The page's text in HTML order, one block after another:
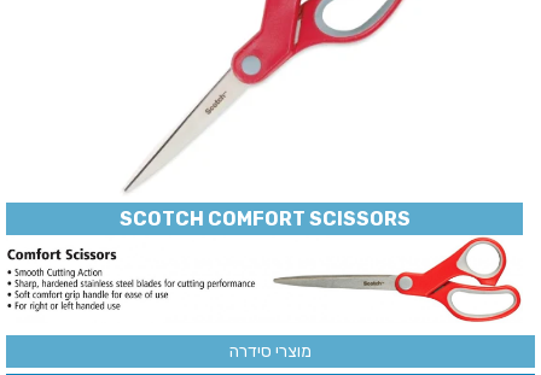
SCOTCH COMFORT SCISSORS
מוצרי סידרה